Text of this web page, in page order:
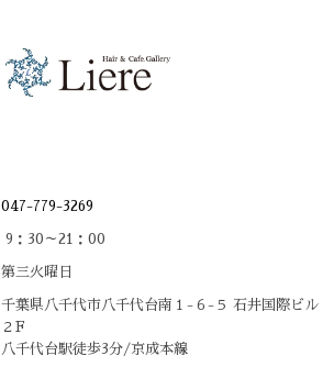
047-779-3269
9：30～21：00
第三火曜日
千葉県八千代市八千代台南１-６-５ 石井国際ビル
２F
八千代台駅徒歩3分/京成本線